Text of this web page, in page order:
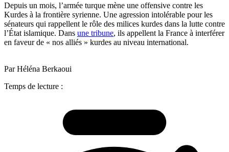
Depuis un mois, l’armée turque mène une offensive contre les
Kurdes à la frontière syrienne. Une agression intolérable pour les
sénateurs qui rappellent le rôle des milices kurdes dans la lutte contre
l’État islamique. Dans une tribune, ils appellent la France à interférer
en faveur de « nos alliés » kurdes au niveau international.
Par Héléna Berkaoui
Temps de lecture :